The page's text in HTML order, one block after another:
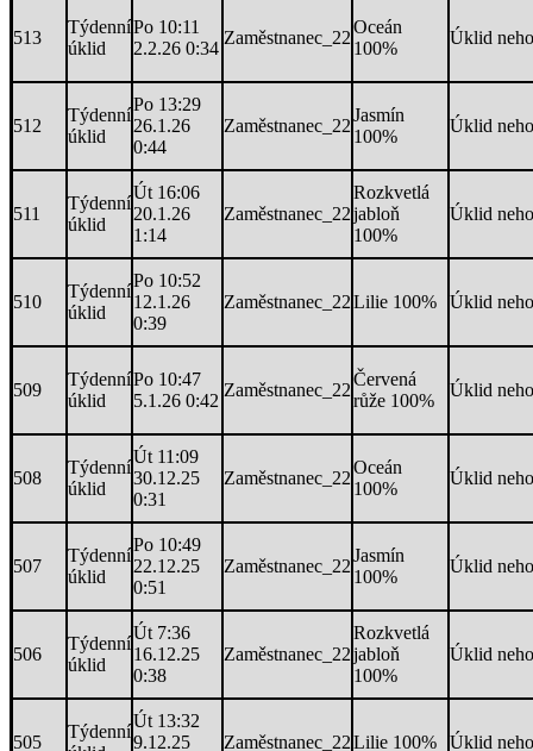
513
Týdenní
úklid
Po 10:11
2.2.26 0:34
Zaměstnanec_22
Oceán
100%
Úklid
512
Týdenní
úklid
Po 13:29
26.1.26
0:44
Zaměstnanec_22
Jasmín
100%
Úklid
511
Týdenní
úklid
Út 16:06
20.1.26
1:14
Zaměstnanec_22
Rozkvetlá
jabloň
100%
Úklid
510
Týdenní
úklid
Po 10:52
12.1.26
0:39
Zaměstnanec_22Lilie 100% Úklid
509
Týdenní
úklid
Po 10:47
5.1.26 0:42
Zaměstnanec_22
Červená
růže 100%
Úklid
508
Týdenní
úklid
Út 11:09
30.12.25
0:31
Zaměstnanec_22
Oceán
100%
Úklid
507
Týdenní
úklid
Po 10:49
22.12.25
0:51
Zaměstnanec_22
Jasmín
100%
Úklid
506
Týdenní
úklid
Út 7:36
16.12.25
0:38
Zaměstnanec_22
Rozkvetlá
jabloň
100%
Úklid
505
Týdenní
Út 13:32
9.12.25
Zaměstnanec_22Lilie 100% Úklid